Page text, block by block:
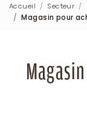
Accueil Secteur
Magasin pour